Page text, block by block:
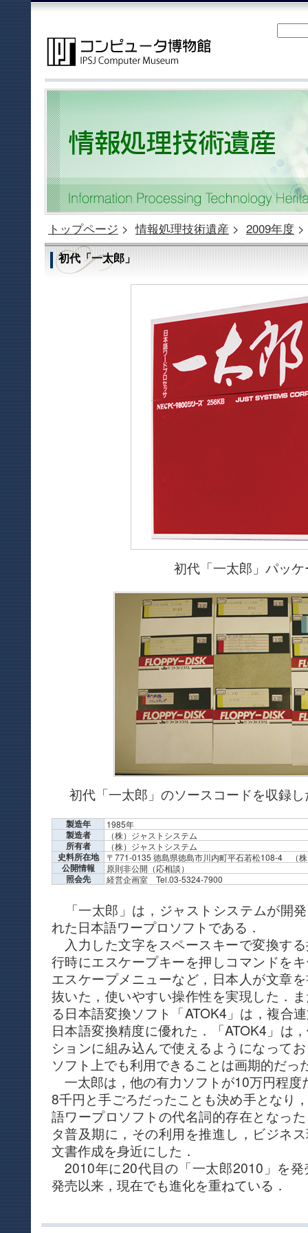
トップページ > 情報処理技術遺産 > 2009年度 >
初代「一太郎」
初代「一太郎」パッ
初代「一太郎」のソースコードを収録
製造年 1985年
製造者 （株）ジャストシステム
所有者 （株）ジャストシステム
史料所在地 〒771-0135 徳島県徳島市川内町平石若松108-4 （
公開情報 原則非公開（応相談）
照会先 経営企画室 Tel.03-5324-7900
「一太郎」は，ジャストシステムが開
れた日本語ワープロソフトである．
入力した文字をスペースキーで変換す
行時にエスケープキーを押しコマンドを
エスケープメニューなど，日本人が文章
抜いた，使いやすい操作性を実現した．
る日本語変換ソフト「ATOK4」は，複合
日本語変換精度に優れた．「ATOK4」は
ションに組み込んで使えるようになって
ソフト上でも利用できることは画期的だっ
一太郎は，他の有力ソフトが10万円程度
8千円と手ごろだったことも決め手となり
語ワープロソフトの代名詞的存在となっ
タ普及期に，その利用を推進し，ビジネ
文書作成を身近にした．
2010年に20代目の「一太郎2010」を
発売以来，現在でも進化を重ねている．